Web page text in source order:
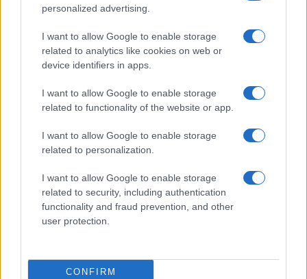
personalized advertising.
I want to allow Google to enable storage
related to analytics like cookies on web or
device identifiers in apps.
I want to allow Google to enable storage
related to functionality of the website or app.
I want to allow Google to enable storage
related to personalization.
I want to allow Google to enable storage
related to security, including authentication
functionality and fraud prevention, and other
user protection.
CONFIRM
Mostre di moda 2026: Franco Moschino a Forte di
Bard e gli eventi imperdibili in Italia
Cristian Castiglioni · 7 Ago 2026